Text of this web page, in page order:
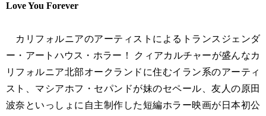
Love You Forever
カリフォルニアのアーティストによるトランスジェンダ
ー・アートハウス・ホラー！ クィアカルチャーが盛んなカ
リフォルニア北部オークランドに住むイラン系のアーティ
スト、マシアホフ・セパンドが妹のセペール、友人の原田
波奈といっしょに自主制作した短編ホラー映画が日本初公